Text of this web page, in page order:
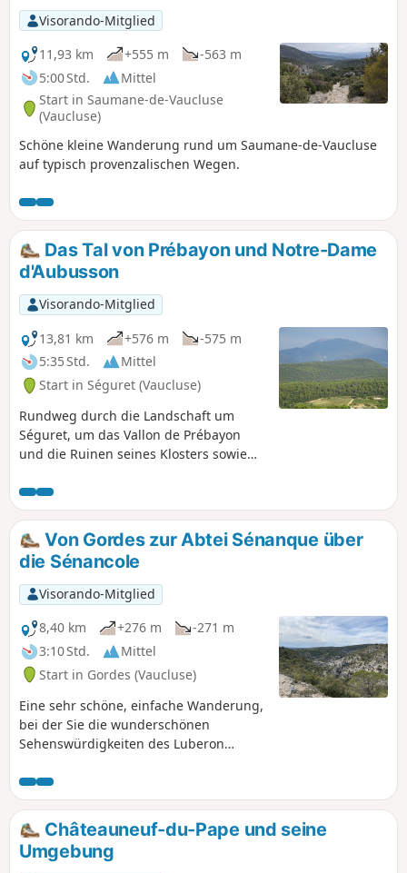
Visorando-Mitglied
11,93 km
+555 m
-563 m
5:00 Std.
Mittel
Start in Saumane-de-Vaucluse
(Vaucluse)
Schöne kleine Wanderung rund um Saumane-de-Vaucluse
auf typisch provenzalischen Wegen.
Das Tal von Prébayon und Notre-Dame
d'Aubusson
Visorando-Mitglied
13,81 km
+576 m
-575 m
5:35 Std.
Mittel
Start in Séguret (Vaucluse)
Rundweg durch die Landschaft um
Séguret, um das Vallon de Prébayon
und die Ruinen seines Klosters sowie
entdecken.
Von Gordes zur Abtei Sénanque über
die Sénancole
Visorando-Mitglied
8,40 km
+276 m
-271 m
3:10 Std.
Mittel
Start in Gordes (Vaucluse)
Eine sehr schöne, einfache Wanderung,
bei der Sie die wunderschönen
Sehenswürdigkeiten des Luberon
Gordes, das Dorf Les Bories und die
Abtei Sénanque.
Châteauneuf-du-Pape und seine
Umgebung